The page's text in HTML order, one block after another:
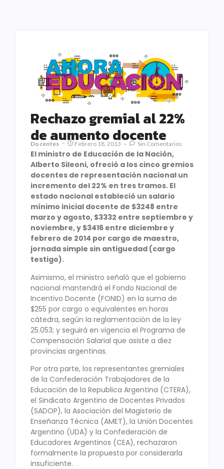
Rechazo gremial al 22%
de aumento docente
Docentes Febrero 18, 2013 Sin Comentarios
El ministro de Educación de la Nación,
Alberto Sileoni, ofreció a los cinco gremios
docentes de representación nacional un
incremento del 22% en tres tramos. El
estado nacional estableció un salario
mínimo inicial docente de $3248 entre
marzo y agosto, $3332 entre septiembre y
noviembre, y $3416 entre diciembre y
febrero de 2014 por cargo de maestro,
jornada simple sin antiguedad (cargo
testigo).
Asimismo, el ministro señaló que el gobierno
nacional mantendrá el Fondo Nacional de
Incentivo Docente (FONID) en la suma de
$255 por cargo o equivalentes en horas
cátedra, según la reglamentación de la ley
25.053; y seguirá en vigencia el Programa de
Compensación Salarial que asiste a diez
provincias argentinas.
Por otra parte, los representantes gremiales
de la Confederación Trabajadores de la
Educación de la Republica Argentina (CTERA),
el Sindicato Argentino de Docentes Privados
(SADOP), la Asociación del Magisterio de
Enseñanza Técnica (AMET), la Unión Docentes
Argentino (UDA) y la Confederación de
Educadores Argentinos (CEA), rechazaron
formalmente la propuesta por considerarla
insuficiente.